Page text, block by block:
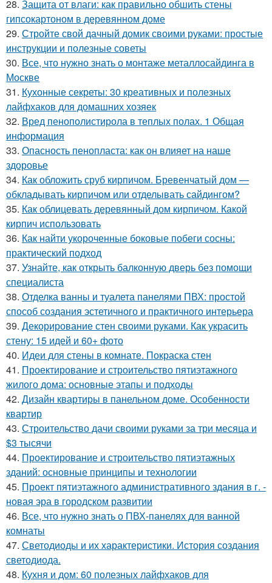
28. Защита от влаги: как правильно обшить стены
гипсокартоном в деревянном доме
29. Стройте свой дачный домик своими руками: простые
инструкции и полезные советы
30. Все, что нужно знать о монтаже металлосайдинга в
Москве
31. Кухонные секреты: 30 креативных и полезных
лайфхаков для домашних хозяек
32. Вред пенополистирола в теплых полах. 1 Общая
информация
33. Опасность пенопласта: как он влияет на наше
здоровье
34. Как обложить сруб кирпичом. Бревенчатый дом —
обкладывать кирпичом или отделывать сайдингом?
35. Как облицевать деревянный дом кирпичом. Какой
кирпич использовать
36. Как найти укороченные боковые побеги сосны:
практический подход
37. Узнайте, как открыть балконную дверь без помощи
специалиста
38. Отделка ванны и туалета панелями ПВХ: простой
способ создания эстетичного и практичного интерьера
39. Декорирование стен своими руками. Как украсить
стену: 15 идей и 60+ фото
40. Идеи для стены в комнате. Покраска стен
41. Проектирование и строительство пятиэтажного
жилого дома: основные этапы и подходы
42. Дизайн квартиры в панельном доме. Особенности
квартир
43. Строительство дачи своими руками за три месяца и
$3 тысячи
44. Проектирование и строительство пятиэтажных
зданий: основные принципы и технологии
45. Проект пятиэтажного административного здания в г. -
новая эра в городском развитии
46. Все, что нужно знать о ПВХ-панелях для ванной
комнаты
47. Светодиоды и их характеристики. История создания
светодиода.
48. Кухня и дом: 60 полезных лайфхаков для